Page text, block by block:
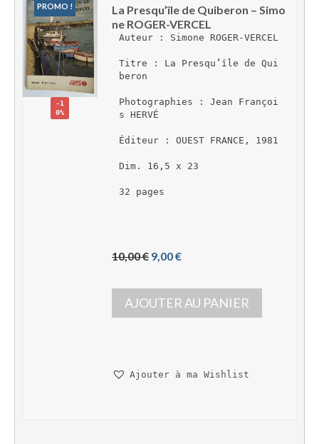
PROMO !
-1
0%
La Presqu’île de Quiberon – Simo
ne ROGER-VERCEL
Auteur : Simone ROGER-VERCEL
Titre : La Presqu’île de Qui
beron
Photographies : Jean Françoi
s HERVÉ
Éditeur : OUEST FRANCE, 1981
Dim. 16,5 x 23
32 pages
10,00 € L
p
r
i
i
9,00 €L
p
r
i
AJOUTER AU PANIER
Ajouter à ma Wishlist